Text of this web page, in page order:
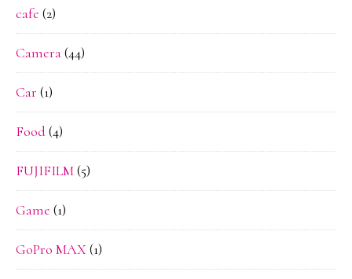
cafe (2)
Camera(44)
Car (1)
Food(4)
FUJIFILM(5)
Game (1)
GoPro MAX(1)